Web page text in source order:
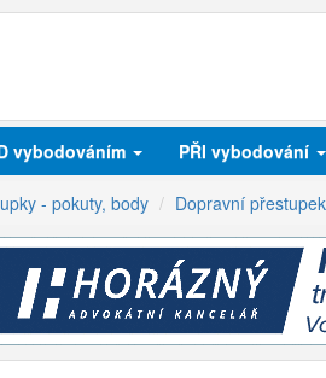
vybodováním PŘI vybodování
- pokuty, body Dopravní